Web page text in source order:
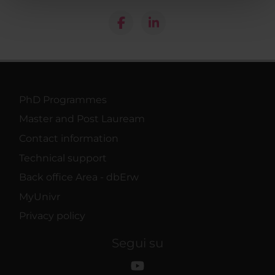
con altre informazioni che hai fornito loro o che hanno
PhD Programmes
Master and Post Lauream
Contact information
Technical support
Back office Area - dbErw
MyUnivr
Privacy policy
Segui su